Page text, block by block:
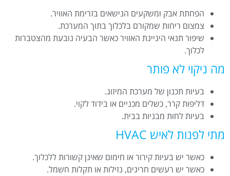
הפחתת אבק ומשקעים הנישאים בזרימת האוויר.
צמצום ריחות שמקורם בלכלוך בתוך המערכת.
שיפור תנאי היגיינת האוויר כאשר הבעיה נובעת מהצטברות
לכלוך.
מה ניקוי לא פותר
בעיות תכנון של מערכת המיזוג.
דליפות קרר, כשלים מכניים או בידוד לקוי.
בעיות לחות מבניות בבית.
מתי לפנות לאיש HVAC
כאשר יש בעיות קירור או חימום שאינן קשורות ללכלוך.
כאשר יש רעשים חריגים, נזילות או תקלות חשמל.